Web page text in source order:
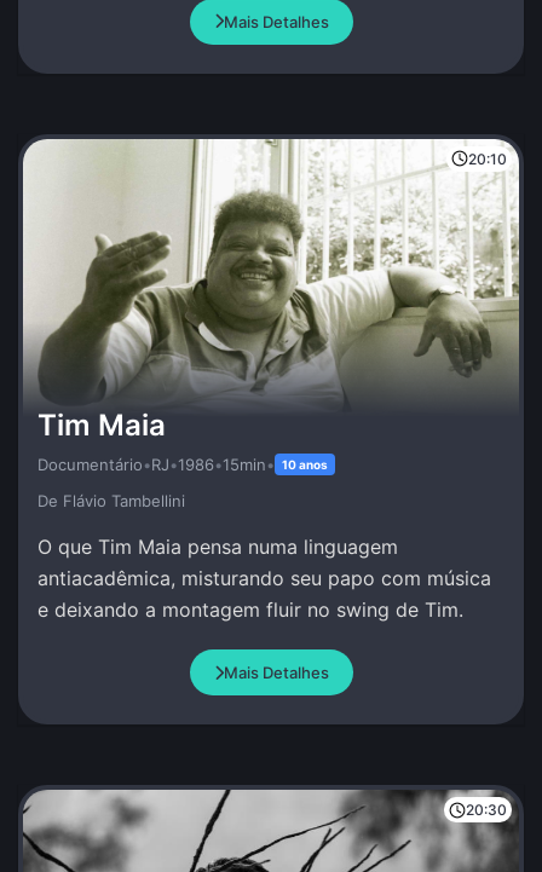
Mais Detalhes
20:10
Tim Maia
Documentário•RJ•1986•15min• 10 anos
De Flávio Tambellini
O que Tim Maia pensa numa linguagem
antiacadêmica, misturando seu papo com música
e deixando a montagem fluir no swing de Tim.
Mais Detalhes
20:30